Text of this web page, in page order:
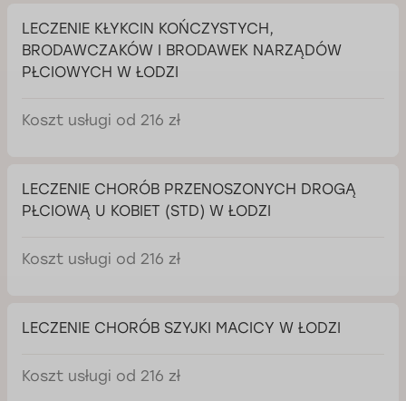
LECZENIE KŁYKCIN KOŃCZYSTYCH,
BRODAWCZAKÓW I BRODAWEK NARZĄDÓW
PŁCIOWYCH W ŁODZI
Koszt usługi od 216 zł
LECZENIE CHORÓB PRZENOSZONYCH DROGĄ
PŁCIOWĄ U KOBIET (STD) W ŁODZI
Koszt usługi od 216 zł
LECZENIE CHORÓB SZYJKI MACICY W ŁODZI
Koszt usługi od 216 zł